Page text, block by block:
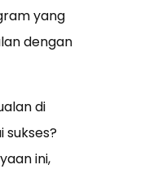
yang
dengan
di
sukses?
ini,